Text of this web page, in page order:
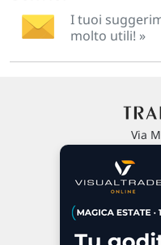
I tuoi
molto utili! »
Via
P.IVA